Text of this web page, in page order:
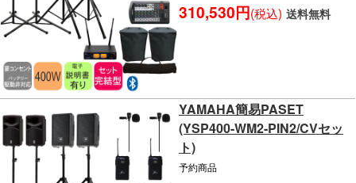
310,530円(税込) 送料無料
YAMAHA簡易PASET
(YSP400-WM2-PIN2/CVセッ
ト)
予約商品